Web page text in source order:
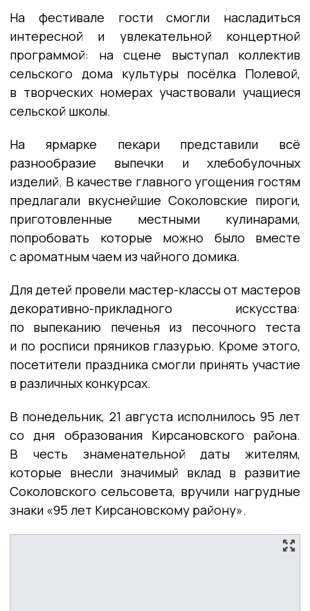
На фестивале гости смогли насладиться
интересной и увлекательной концертной
программой: на сцене выступал коллектив
сельского дома культуры посёлка Полевой,
в творческих номерах участвовали учащиеся
сельской школы.
На ярмарке пекари представили всё
разнообразие выпечки и хлебобулочных
изделий. В качестве главного угощения гостям
предлагали вкуснейшие Соколовские пироги,
приготовленные местными кулинарами,
попробовать которые можно было вместе
с ароматным чаем из чайного домика.
Для детей провели мастер-классы от мастеров
декоративно-прикладного искусства:
по выпеканию печенья из песочного теста
и по росписи пряников глазурью. Кроме этого,
посетители праздника смогли принять участие
в различных конкурсах.
В понедельник, 21 августа исполнилось 95 лет
со дня образования Кирсановского района.
В честь знаменательной даты жителям,
которые внесли значимый вклад в развитие
Соколовского сельсовета, вручили нагрудные
знаки «95 лет Кирсановскому району».